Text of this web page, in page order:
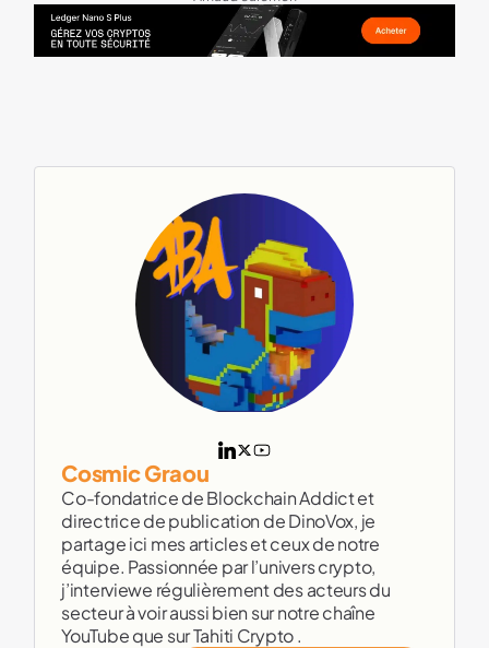
Cosmic Graou
Co-fondatrice de Blockchain Addict et
directrice de publication de DinoVox, je
partage ici mes articles et ceux de notre
équipe. Passionnée par l’univers crypto,
j’interviewe régulièrement des acteurs du
secteur à voir aussi bien sur notre chaîne
YouTube que sur Tahiti Crypto .